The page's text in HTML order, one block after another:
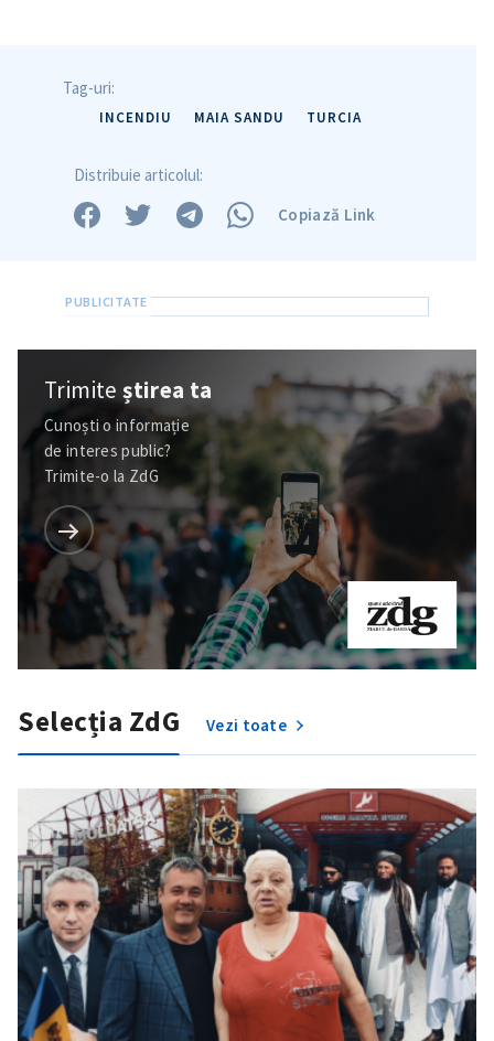
Tag-uri:
INCENDIU MAIA SANDU TURCIA
Distribuie articolul:
Copiază Link
Trimiteștirea ta
Cunoști o informație
de interes public?
Trimite-o la ZdG
Selecția ZdG Vezi toate